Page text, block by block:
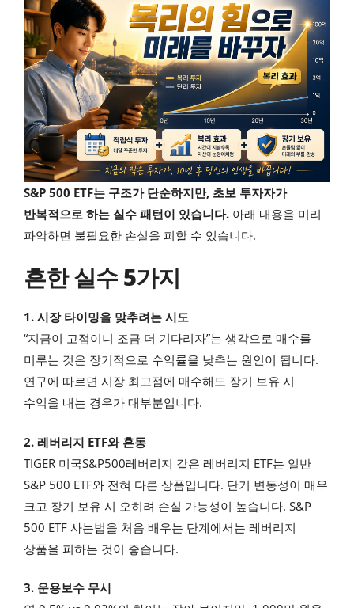
S&P 500 ETF는 구조가 단순하지만, 초보 투자자가
반복적으로 하는 실수 패턴이 있습니다. 아래 내용을 미리
파악하면 불필요한 손실을 피할 수 있습니다.
흔한 실수 5가지
1. 시장 타이밍을 맞추려는 시도
“지금이 고점이니 조금 더 기다리자”는 생각으로 매수를
미루는 것은 장기적으로 수익률을 낮추는 원인이 됩니다.
연구에 따르면 시장 최고점에 매수해도 장기 보유 시
수익을 내는 경우가 대부분입니다.
2. 레버리지 ETF와 혼동
TIGER 미국S&P500레버리지 같은 레버리지 ETF는 일반
S&P 500 ETF와 전혀 다른 상품입니다. 단기 변동성이 매우
크고 장기 보유 시 오히려 손실 가능성이 높습니다. S&P
500 ETF 사는법을 처음 배우는 단계에서는 레버리지
상품을 피하는 것이 좋습니다.
3. 운용보수 무시